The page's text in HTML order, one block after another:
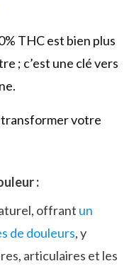
THC est bien plus
; c’est une clé vers
votre
:
offrant un
de douleurs, y
articulaires et les